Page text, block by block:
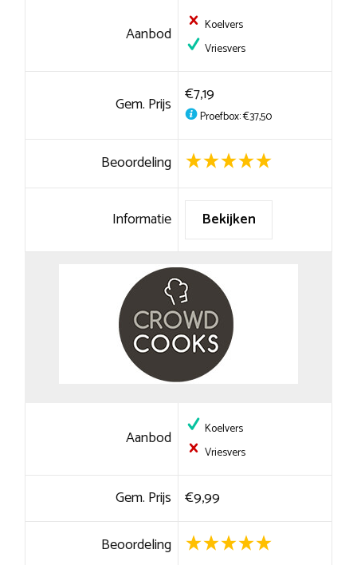
Aanbod
Koelvers
Vriesvers
Gem. Prijs €7,19
Proefbox: €37,50
Beoordeling
Informatie Bekijken
Aanbod
Koelvers
Vriesvers
Gem. Prijs €9,99
Beoordeling